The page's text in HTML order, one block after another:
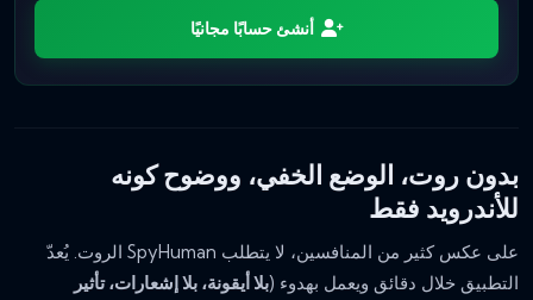
أنشئ حسابًا مجانيًا
بدون روت، الوضع الخفي، ووضوح كونه
للأندرويد فقط
على عكس كثير من المنافسين، لا يتطلب SpyHuman الروت. يُعدّ
التطبيق خلال دقائق ويعمل بهدوء (بلا أيقونة، بلا إشعارات، تأثير